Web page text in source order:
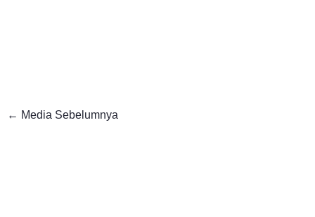
← Media Sebelumnya